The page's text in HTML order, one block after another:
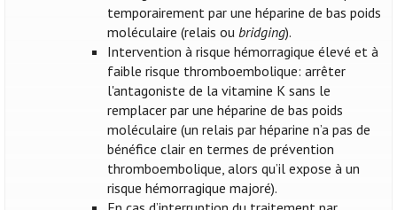
temporairement par une héparine de bas poids
moléculaire (relais ou bridging).
Intervention à risque hémorragique élevé et à
faible risque thromboembolique: arrêter
l'antagoniste de la vitamine K sans le
remplacer par une héparine de bas poids
moléculaire (un relais par héparine n’a pas de
bénéfice clair en termes de prévention
thromboembolique, alors qu’il expose à un
risque hémorragique majoré).